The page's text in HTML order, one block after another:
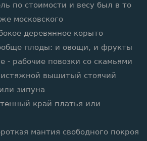
по стоимости и весу был в то
московского
деревянное корыто
плоды: и овощи, и фрукты
рабочие повозки со скамьями
вышитый стоячий
зипуна
край платья или
мантия свободного покроя